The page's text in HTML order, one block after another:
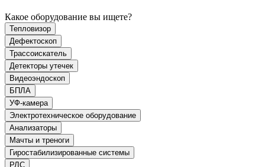
Какое оборудование вы ищете?
Тепловизор
Дефектоскоп
Трассоискатель
Детекторы утечек
Видеоэндоскоп
БПЛА
УФ-камера
Электротехническое оборудование
Анализаторы
Мачты и треноги
Гиростабилизированные системы
РЛС